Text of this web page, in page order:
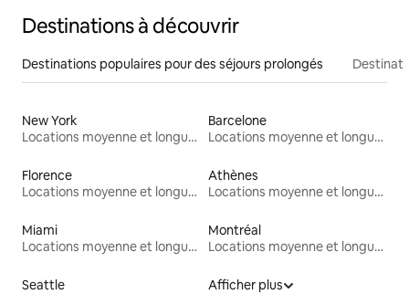
Destinations à découvrir
Destinations populaires pour des séjours prolongés
New York
Locations moyenne et longue durée
Barcelone
Locations moyenne et longue durée
Florence
Locations moyenne et longue durée
Athènes
Locations moyenne et longue durée
Miami
Locations moyenne et longue durée
Montréal
Locations moyenne et longue durée
Seattle
Afficher plus